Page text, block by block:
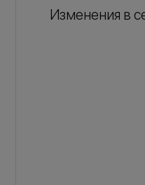
Изменения в